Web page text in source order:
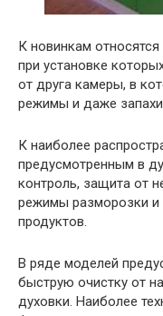
К новинкам
при установке
от друга камеры, в
режимы и даже
К наиболее
предусмотренным в
контроль, защита от
режимы разморозки и
продуктов.
В ряде моделей
быструю очистку от
духовки. Наиболее